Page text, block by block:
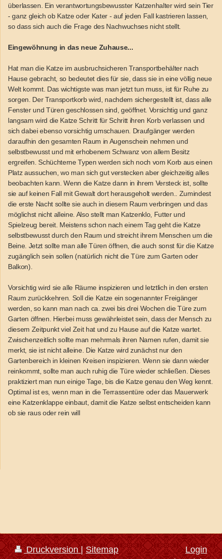
überlassen. Ein verantwortungsbewusster Katzenhalter wird sein Tier
- ganz gleich ob Katze oder Kater - auf jeden Fall kastrieren lassen,
so dass sich auch die Frage des Nachwuchses nicht stellt.
Eingewöhnung in das neue Zuhause...
Hat man die Katze im ausbruchsicheren Transportbehälter nach
Hause gebracht, so bedeutet dies für sie, dass sie in eine völlig neue
Welt kommt. Das wichtigste was man jetzt tun muss, ist für Ruhe zu
sorgen. Der Transportkorb wird, nachdem sichergestellt ist, dass alle
Fenster und Türen geschlossen sind, geöffnet. Vorsichtig und ganz
langsam wird die Katze Schritt für Schritt ihren Korb verlassen und
sich dabei ebenso vorsichtig umschauen. Draufgänger werden
daraufhin den gesamten Raum in Augenschein nehmen und
selbstbewusst und mit erhobenem Schwanz von allem Besitz
ergreifen. Schüchterne Typen werden sich noch vom Korb aus einen
Platz aussuchen, wo man sich gut verstecken aber gleichzeitig alles
beobachten kann. Wenn die Katze dann in ihrem Versteck ist, sollte
sie auf keinen Fall mit Gewalt dort herausgeholt werden.. Zumindest
die erste Nacht sollte sie auch in diesem Raum verbringen und das
möglichst nicht alleine. Also stellt man Katzenklo, Futter und
Spielzeug bereit. Meistens schon nach einem Tag geht die Katze
selbstbewusst durch den Raum und streicht ihrem Menschen um die
Beine. Jetzt sollte man alle Türen öffnen, die auch sonst für die Katze
zugänglich sein sollen (natürlich nicht die Türe zum Garten oder
Balkon).
Vorsichtig wird sie alle Räume inspizieren und letztlich in den ersten
Raum zurückkehren. Soll die Katze ein sogenannter Freigänger
werden, so kann man nach ca. zwei bis drei Wochen die Türe zum
Garten öffnen. Hierbei muss gewährleistet sein, dass der Mensch zu
diesem Zeitpunkt viel Zeit hat und zu Hause auf die Katze wartet.
Zwischenzeitlich sollte man mehrmals ihren Namen rufen, damit sie
merkt, sie ist nicht alleine. Die Katze wird zunächst nur den
Gartenbereich in kleinen Kreisen inspizieren. Wenn sie dann wieder
reinkommt, sollte man auch ruhig die Türe wieder schließen. Dieses
praktiziert man nun einige Tage, bis die Katze genau den Weg kennt.
Optimal ist es, wenn man in die Terrassentüre oder das Mauerwerk
eine Katzenklappe einbaut, damit die Katze selbst entscheiden kann
ob sie raus oder rein will
Druckversion| Sitemap
Login